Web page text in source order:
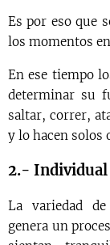
Es por eso que
los momentos
En ese tiempo
determinar su
saltar, correr,
y lo hacen solos
2.- Individual
La variedad de
genera un